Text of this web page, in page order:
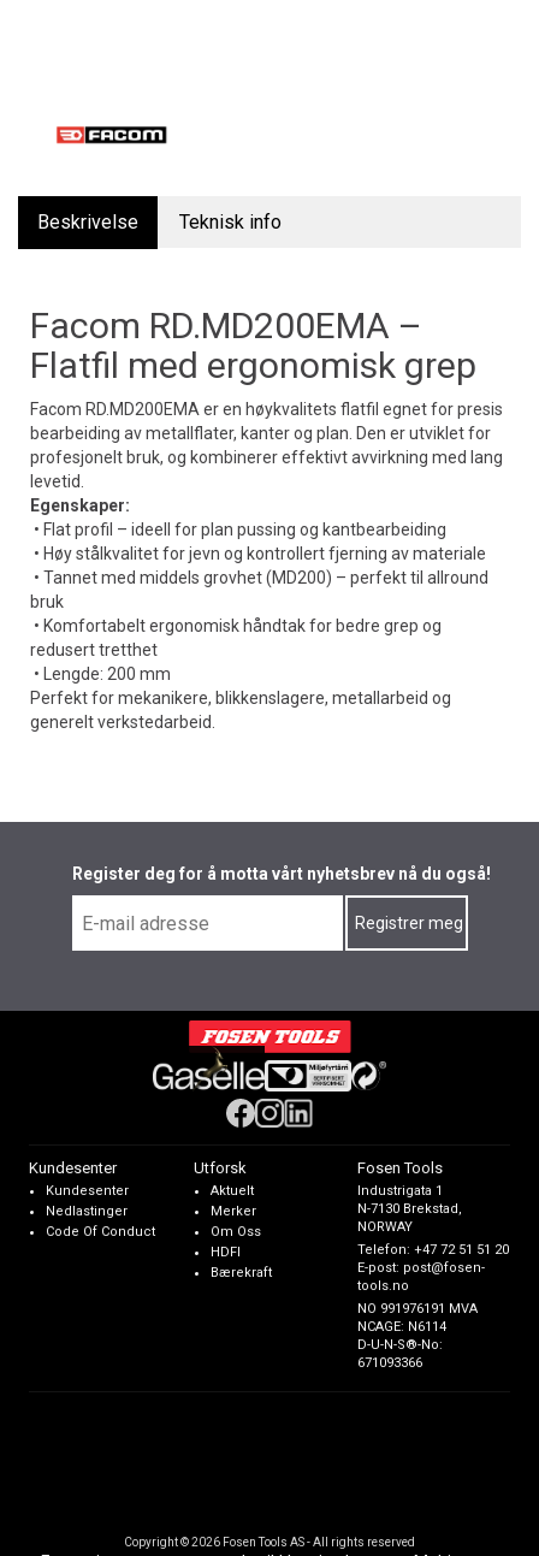
Beskrivelse Teknisk info
Facom RD.MD200EMA –
Flatfil med ergonomisk grep
Facom RD.MD200EMA er en høykvalitets flatfil egnet for presis
bearbeiding av metallflater, kanter og plan. Den er utviklet for
profesjonelt bruk, og kombinerer effektivt avvirkning med lang
levetid.
Egenskaper:
• Flat profil – ideell for plan pussing og kantbearbeiding
• Høy stålkvalitet for jevn og kontrollert fjerning av materiale
• Tannet med middels grovhet (MD200) – perfekt til allround
bruk
• Komfortabelt ergonomisk håndtak for bedre grep og
redusert tretthet
• Lengde: 200 mm
Perfekt for mekanikere, blikkenslagere, metallarbeid og
generelt verkstedarbeid.
Register deg for å motta vårt nyhetsbrev nå du også!
Kundesenter
Kundesenter
Nedlastinger
Code Of Conduct
Utforsk
Aktuelt
Merker
Om Oss
HDFI
Bærekraft
Fosen Tools
Industrigata 1
N-7130 Brekstad,
NORWAY
Telefon:+47 72 51 51 20
E-post: post@fosen-
tools.no
NO 991976191 MVA
NCAGE: N6114
D-U-N-S®-No:
671093366
Copyright © 2026 Fosen Tools AS - All rights reserved